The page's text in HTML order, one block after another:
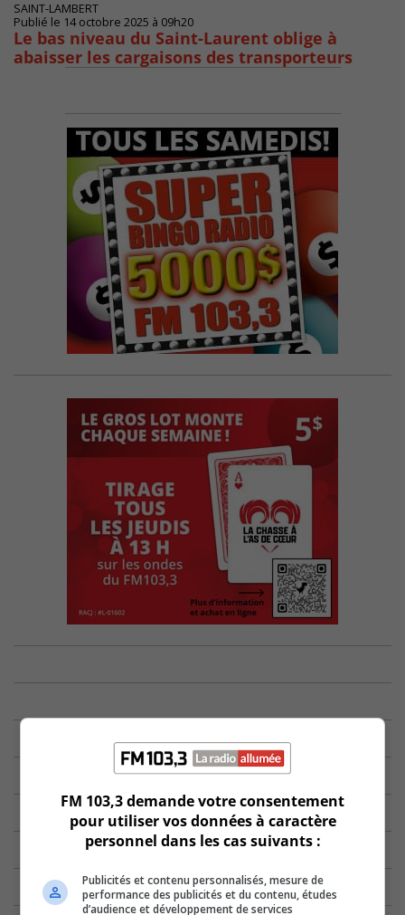
SAINT-LAMBERT
Publié le 14 octobre 2025 à 09h20
Le bas niveau du Saint-Laurent oblige à
abaisser les cargaisons des transporteurs
FM 103,3 demande votre consentement
pour utiliser vos données à caractère
personnel dans les cas suivants :
Publicités et contenu personnalisés, mesure de
performance des publicités et du contenu, études
d’audience et développement de services